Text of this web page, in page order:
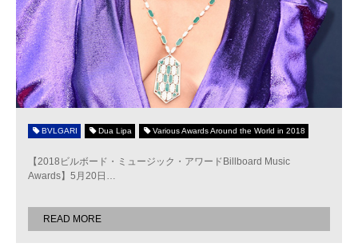
BVLGARI Dua Lipa Various Awards Around the World in 2018
【2018ビルボード・ミュージック・アワードBillboard Music
Awards】5月20日 …
READ MORE